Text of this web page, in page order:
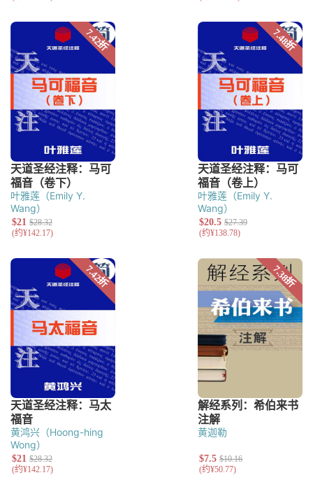
叶雅莲（Emily Y.
Wang）
叶雅莲（Emily Y.
Wang）
黄鸿兴（Hoong-hing
Wong）
黄迦勒